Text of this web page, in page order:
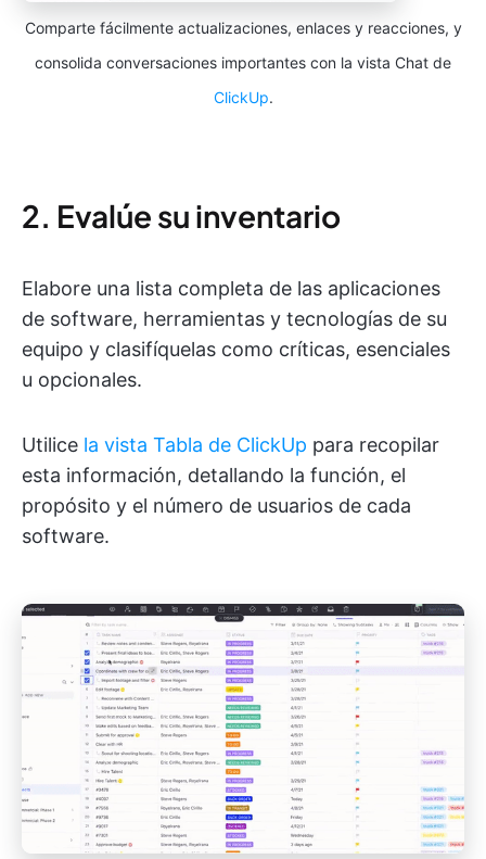
Comparte fácilmente actualizaciones, enlaces y reacciones, y
consolida conversaciones importantes con la vista Chat de
ClickUp.
2. Evalúe su inventario
Elabore una lista completa de las aplicaciones
de software, herramientas y tecnologías de su
equipo y clasifíquelas como críticas, esenciales
u opcionales.
Utilice la vista Tabla de ClickUp para recopilar
esta información, detallando la función, el
propósito y el número de usuarios de cada
software.